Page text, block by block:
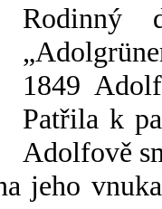
Rodinný
1849
Patřila k
Adolfově
jeho